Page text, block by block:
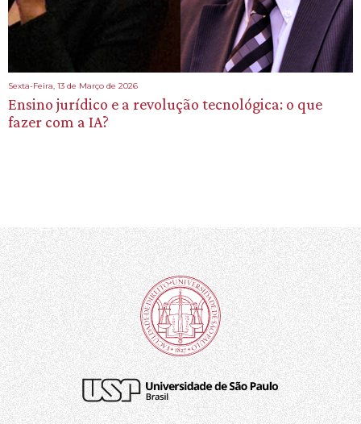
Sexta-Feira, 13 de Março de 2026
Ensino jurídico e a revolução tecnológica: o que
fazer com a IA?